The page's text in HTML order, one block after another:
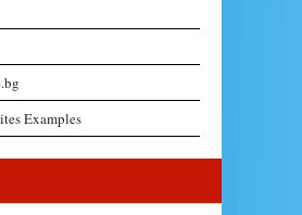
Examples